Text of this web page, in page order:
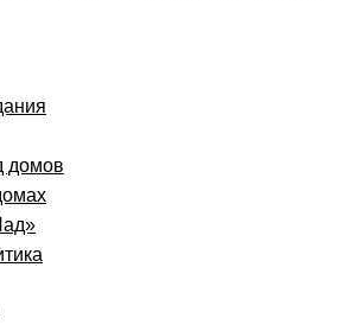
домов